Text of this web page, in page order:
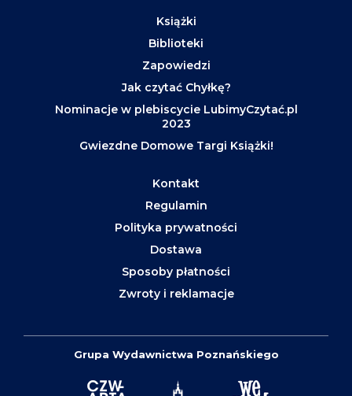
Książki
Biblioteki
Zapowiedzi
Jak czytać Chyłkę?
Nominacje w plebiscycie LubimyCzytać.pl
2023
Gwiezdne Domowe Targi Książki!
Kontakt
Regulamin
Polityka prywatności
Dostawa
Sposoby płatności
Zwroty i reklamacje
Grupa Wydawnictwa Poznańskiego